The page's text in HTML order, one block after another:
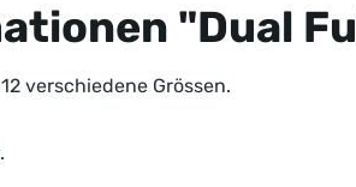
"Dual
verschiedene Grössen.